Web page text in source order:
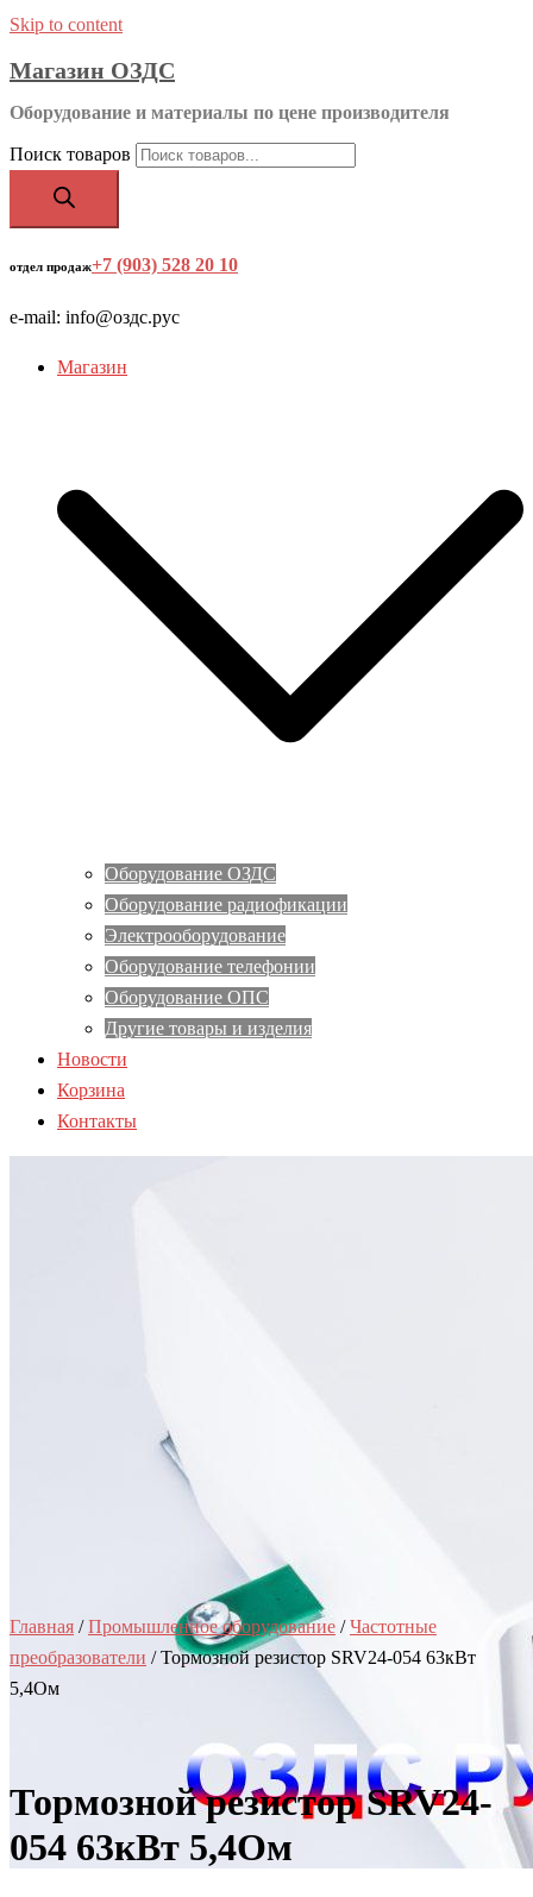
Skip to content
Магазин ОЗДС
Оборудование и материалы по цене производителя
Поиск товаров
отдел продаж+7 (903) 528 20 10
e-mail: info@оздс.рус
Магазин
Оборудование ОЗДС
Оборудование радиофикации
Электрооборудование
Оборудование телефонии
Оборудование ОПС
Другие товары и изделия
Новости
Корзина
Контакты
Главная /Промышленное оборудование /Частотные
преобразователи / Тормозной резистор SRV24-054 63кВт
5,4Ом
Тормозной резистор SRV24-
054 63кВт 5,4Ом